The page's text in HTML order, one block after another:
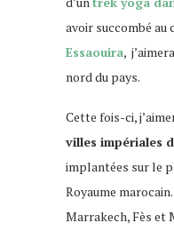
avoir succombé au
Essaouira,
nord du pays.
Cette fois-ci,
villes impériales
implantées sur le
Royaume
Marrakech, Fès et